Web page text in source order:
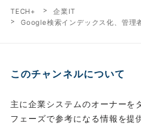
TECH+
企業IT
Google検索インデックス化、管理
このチャンネルについて
主に企業システムのオーナーを
フェーズで参考になる情報を提